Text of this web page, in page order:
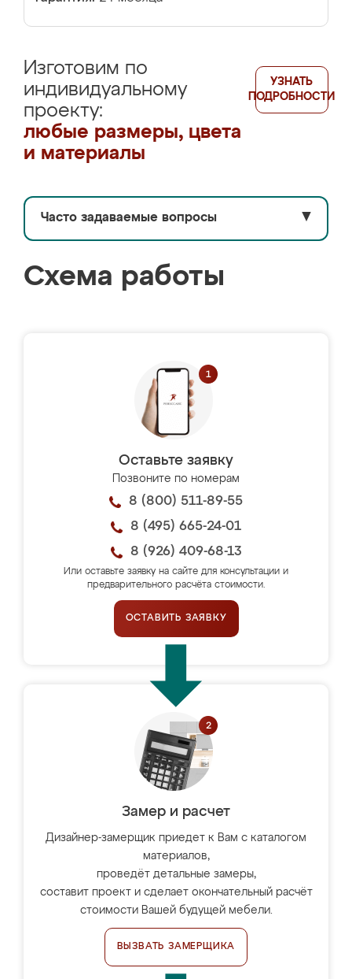
Изготовим по
индивидуальному
проекту:
любые размеры, цвета
и материалы
УЗНАТЬ
ПОДРОБНОСТИ
Часто задаваемые вопросы ▼
Схема работы
Оставьте заявку
Позвоните по номерам
8 (800) 511-89-55
8 (495) 665-24-01
8 (926) 409-68-13
Или оставьте заявку на сайте для консультации и
предварительного расчёта стоимости.
ОСТАВИТЬ ЗАЯВКУ
Замер и расчет
Дизайнер-замерщик приедет к Вам с каталогом
материалов,
проведёт детальные замеры,
составит проект и сделает окончательный расчёт
стоимости Вашей будущей мебели.
ВЫЗВАТЬ ЗАМЕРЩИКА